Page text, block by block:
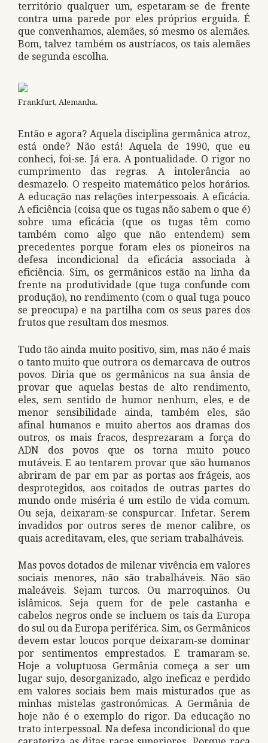
território qualquer um, espetaram-se de frente
contra uma parede por eles próprios erguida. É
que convenhamos, alemães, só mesmo os alemães.
Bom, talvez também os austríacos, os tais alemães
de segunda escolha.
Frankfurt, Alemanha.
Então e agora? Aquela disciplina germânica atroz,
está onde? Não está! Aquela de 1990, que eu
conheci, foi-se. Já era. A pontualidade. O rigor no
cumprimento das regras. A intolerância ao
desmazelo. O respeito matemático pelos horários.
A educação nas relações interpessoais. A eficácia.
A eficiência (coisa que os tugas não sabem o que é)
sobre uma eficácia (que os tugas têm como
também como algo que não entendem) sem
precedentes porque foram eles os pioneiros na
defesa incondicional da eficácia associada à
eficiência. Sim, os germânicos estão na linha da
frente na produtividade (que tuga confunde com
produção), no rendimento (com o qual tuga pouco
se preocupa) e na partilha com os seus pares dos
frutos que resultam dos mesmos.
Tudo tão ainda muito positivo, sim, mas não é mais
o tanto muito que outrora os demarcava de outros
povos. Diria que os germânicos na sua ânsia de
provar que aquelas bestas de alto rendimento,
eles, sem sentido de humor nenhum, eles, e de
menor sensibilidade ainda, também eles, são
afinal humanos e muito abertos aos dramas dos
outros, os mais fracos, desprezaram a força do
ADN dos povos que os torna muito pouco
mutáveis. E ao tentarem provar que são humanos
abriram de par em par as portas aos frágeis, aos
desprotegidos, aos coitados de outras partes do
mundo onde miséria é um estilo de vida comum.
Ou seja, deixaram-se conspurcar. Infetar. Serem
invadidos por outros seres de menor calibre, os
quais acreditavam, eles, que seriam trabalháveis.
Mas povos dotados de milenar vivência em valores
sociais menores, não são trabalháveis. Não são
maleáveis. Sejam turcos. Ou marroquinos. Ou
islâmicos. Seja quem for de pele castanha e
cabelos negros onde se incluem os tais da Europa
do sul ou da Europa periférica. Sim, os Germânicos
devem estar loucos porque deixaram-se dominar
por sentimentos emprestados. E tramaram-se.
Hoje a voluptuosa Germânia começa a ser um
lugar sujo, desorganizado, algo ineficaz e perdido
em valores sociais bem mais misturados que as
minhas mistelas gastronómicas. A Germânia de
hoje não é o exemplo do rigor. Da educação no
trato interpessoal. Na defesa incondicional do que